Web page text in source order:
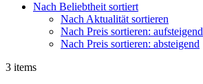
Nach Beliebtheit sortiert
Nach Aktualität sortieren
Nach Preis sortieren: aufsteigend
Nach Preis sortieren: absteigend
3 items